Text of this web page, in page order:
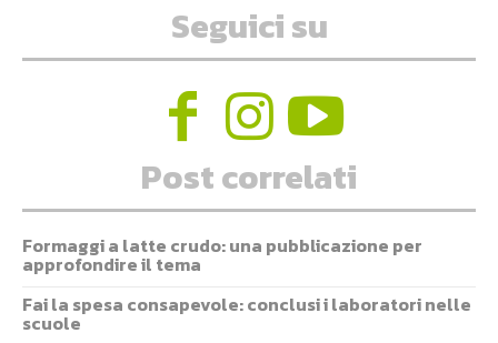
Seguici su
Post correlati
Formaggi a latte crudo: una pubblicazione per
approfondire il tema
Fai la spesa consapevole: conclusi i laboratori nelle
scuole